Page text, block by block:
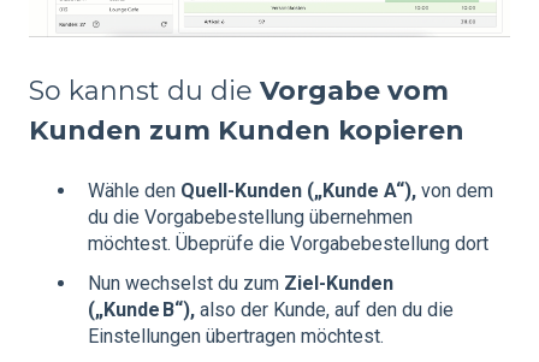
So kannst du die Vorgabe vom
Kunden zum Kunden kopieren
Wähle den Quell‑Kunden („Kunde A“), von dem
du die Vorgabebestellung übernehmen
möchtest. Übeprüfe die Vorgabebestellung dort
Nun wechselst du zum Ziel‑Kunden
(„Kunde B“), also der Kunde, auf den du die
Einstellungen übertragen möchtest.